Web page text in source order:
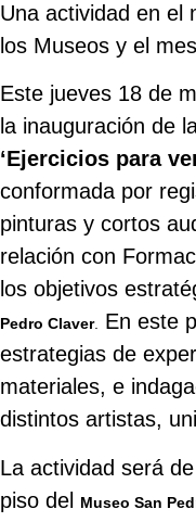
Una actividad en el
los Museos y el
Este jueves 18 de
la inauguración de
‘Ejercicios para
conformada por
pinturas y cortos
relación con
los objetivos
Pedro Claver. En este
estrategias de
materiales, e
distintos artistas,
La actividad será
piso del
Museo San